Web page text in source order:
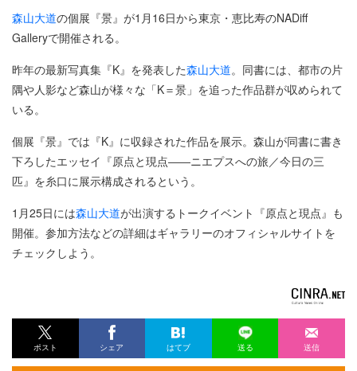
森山大道の個展『景』が1月16日から東京・恵比寿のNADiff
Galleryで開催される。
昨年の最新写真集『K』を発表した森山大道。同書には、都市の片
隅や人影など森山が様々な「K＝景」を追った作品群が収められて
いる。
個展『景』では『K』に収録された作品を展示。森山が同書に書き
下ろしたエッセイ『原点と現点――ニエプスへの旅／今日の三
匹』を糸口に展示構成されるという。
1月25日には森山大道が出演するトークイベント『原点と現点』も
開催。参加方法などの詳細はギャラリーのオフィシャルサイトを
チェックしよう。
ポスト シェア はてブ 送る 送信